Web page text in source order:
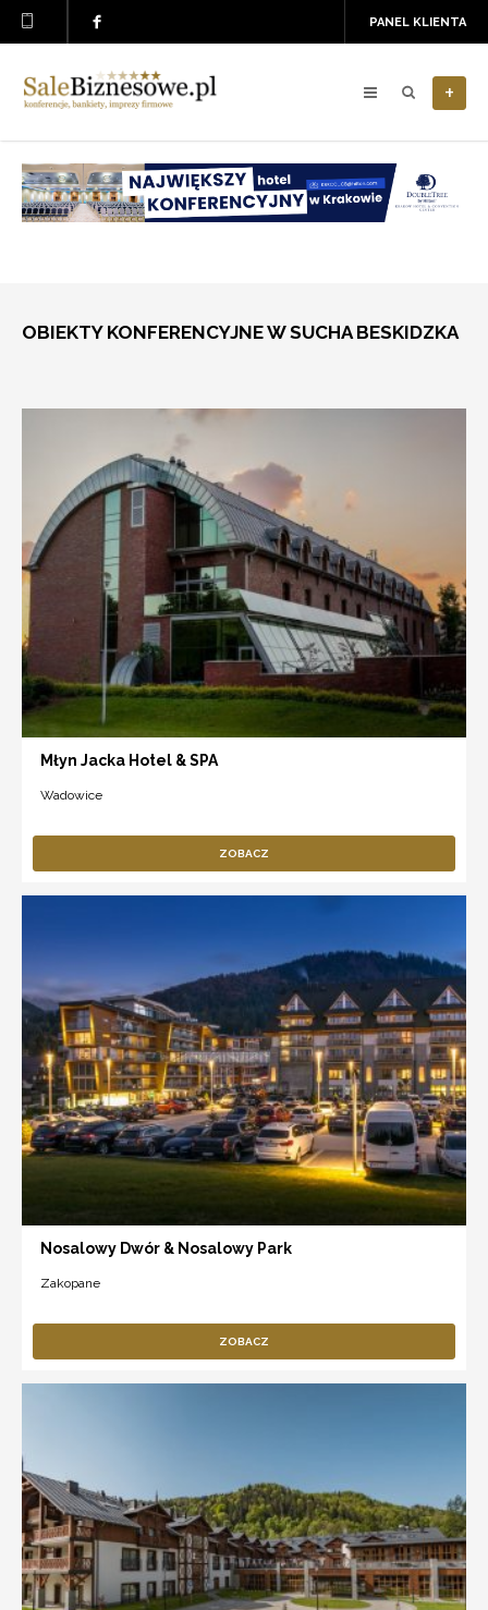
PANEL KLIENTA
+
OBIEKTY KONFERENCYJNE W SUCHA BESKIDZKA
Młyn Jacka Hotel & SPA
Wadowice
ZOBACZ
Nosalowy Dwór & Nosalowy Park
Zakopane
ZOBACZ